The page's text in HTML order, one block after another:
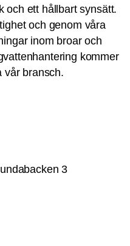
och ett hållbart synsätt.
och genom våra
inom broar och
kommer
vår bransch.
3